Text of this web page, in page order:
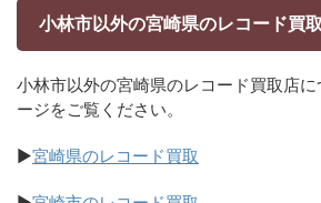
小林市以外の宮崎県のレコード買
小林市以外の宮崎県のレコード買取店
ージをご覧ください。
▶宮崎県のレコード買取